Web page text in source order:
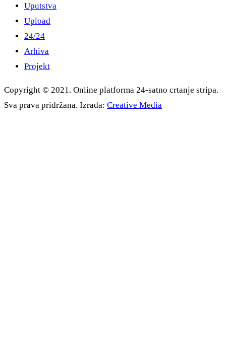
Uputstva
Upload
24/24
Arhiva
Projekt
Copyright © 2021. Online platforma 24-satno crtanje stripa.
Sva prava pridržana. Izrada: Creative Media